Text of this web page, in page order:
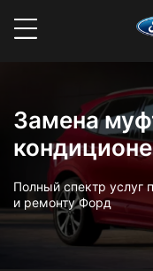
Замена
Полный спектр услуг
и ремонту Форд